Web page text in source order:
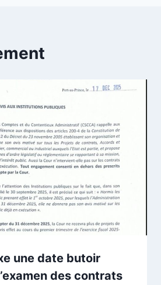
une date butoir
des contrats